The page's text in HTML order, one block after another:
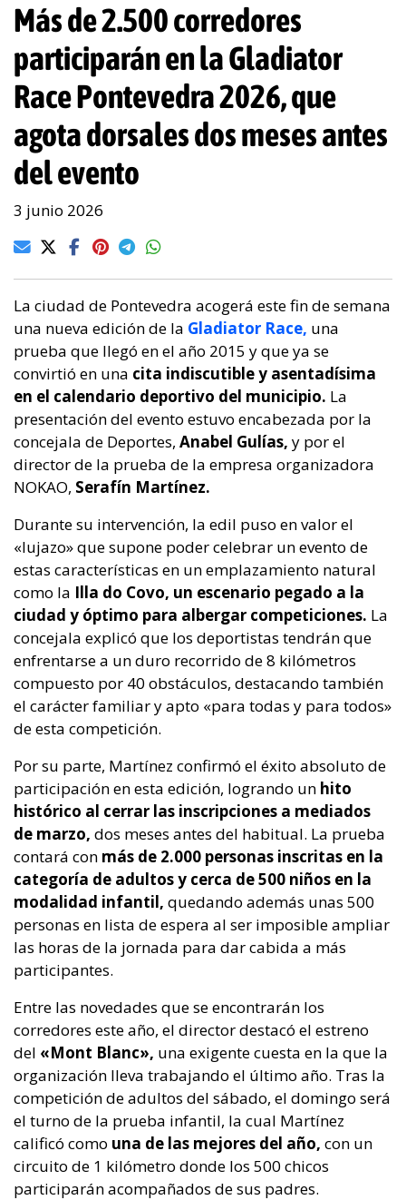
Más de 2.500 corredores
participarán en la Gladiator
Race Pontevedra 2026, que
agota dorsales dos meses antes
del evento
3 junio 2026
La ciudad de Pontevedra acogerá este fin de semana
una nueva edición de la Gladiator Race, una
prueba que llegó en el año 2015 y que ya se
convirtió en una cita indiscutible y asentadísima
en el calendario deportivo del municipio. La
presentación del evento estuvo encabezada por la
concejala de Deportes, Anabel Gulías, y por el
director de la prueba de la empresa organizadora
NOKAO, Serafín Martínez.
Durante su intervención, la edil puso en valor el
«lujazo» que supone poder celebrar un evento de
estas características en un emplazamiento natural
como la Illa do Covo, un escenario pegado a la
ciudad y óptimo para albergar competiciones. La
concejala explicó que los deportistas tendrán que
enfrentarse a un duro recorrido de 8 kilómetros
compuesto por 40 obstáculos, destacando también
el carácter familiar y apto «para todas y para todos»
de esta competición.
Por su parte, Martínez confirmó el éxito absoluto de
participación en esta edición, logrando un hito
histórico al cerrar las inscripciones a mediados
de marzo, dos meses antes del habitual. La prueba
contará con más de 2.000 personas inscritas en la
categoría de adultos y cerca de 500 niños en la
modalidad infantil, quedando además unas 500
personas en lista de espera al ser imposible ampliar
las horas de la jornada para dar cabida a más
participantes.
Entre las novedades que se encontrarán los
corredores este año, el director destacó el estreno
del «Mont Blanc», una exigente cuesta en la que la
organización lleva trabajando el último año. Tras la
competición de adultos del sábado, el domingo será
el turno de la prueba infantil, la cual Martínez
calificó como una de las mejores del año, con un
circuito de 1 kilómetro donde los 500 chicos
participarán acompañados de sus padres.